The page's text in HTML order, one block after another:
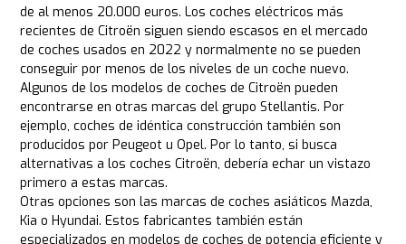
de al menos 20.000 euros. Los coches eléctricos más
recientes de Citroën siguen siendo escasos en el mercado
de coches usados en 2022 y normalmente no se pueden
conseguir por menos de los niveles de un coche nuevo.
Algunos de los modelos de coches de Citroën pueden
encontrarse en otras marcas del grupo Stellantis. Por
ejemplo, coches de idéntica construcción también son
producidos por Peugeot u Opel. Por lo tanto, si busca
alternativas a los coches Citroën, debería echar un vistazo
primero a estas marcas.
Otras opciones son las marcas de coches asiáticos Mazda,
Kia o Hyundai. Estos fabricantes también están
especializados en modelos de coches de potencia eficiente y